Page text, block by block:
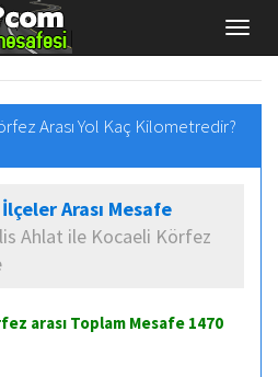
Arası Yol Kaç Kilometredir?
İlçeler Arası Mesafe
Ahlat ile Kocaeli Körfez
arası Toplam Mesafe 1470